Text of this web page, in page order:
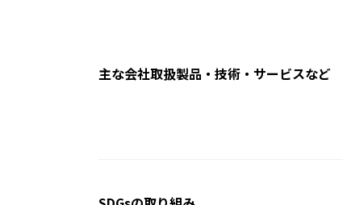
主な会社取扱製品・技術・サービスなど